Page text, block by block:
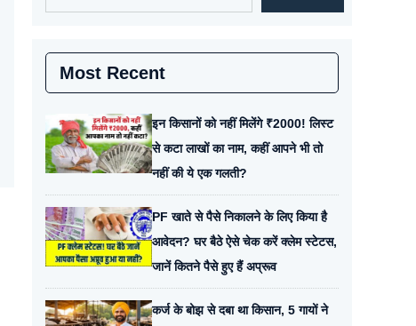
Most Recent
इन किसानों को नहीं मिलेंगे ₹2000! लिस्ट
से कटा लाखों का नाम, कहीं आपने भी तो
नहीं की ये एक गलती?
PF खाते से पैसे निकालने के लिए किया है
आवेदन? घर बैठे ऐसे चेक करें क्लेम स्टेटस,
जानें कितने पैसे हुए हैं अप्रूव
कर्ज के बोझ से दबा था किसान, 5 गायों ने